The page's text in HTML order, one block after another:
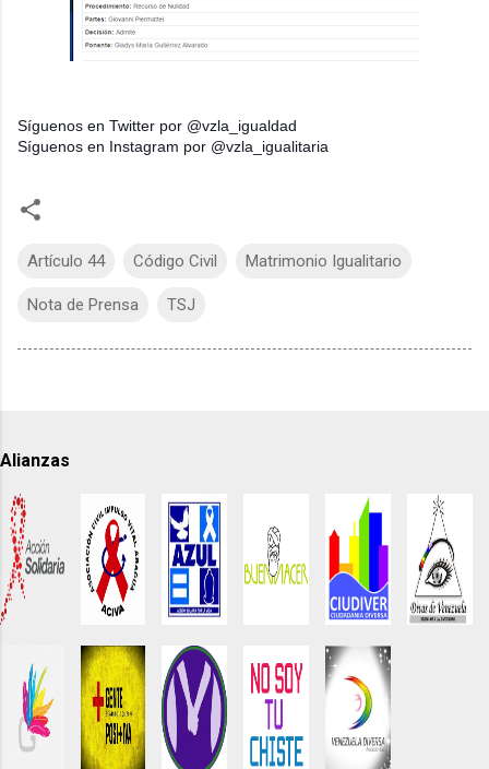
Síguenos en Twitter por @vzla_igualdad
Síguenos en Instagram por @vzla_igualitaria
Artículo 44 Código Civil Matrimonio Igualitario
Nota de Prensa TSJ
Alianzas